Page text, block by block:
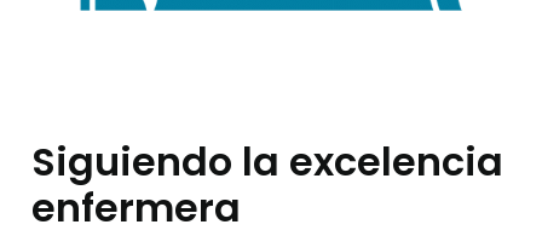
Siguiendo la excelencia
enfermera